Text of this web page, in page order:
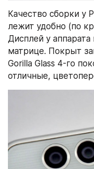
Качество сборки у
лежит удобно (по
Дисплей у
матрице. Покрыт
Gorilla Glass 4-го
отличные,